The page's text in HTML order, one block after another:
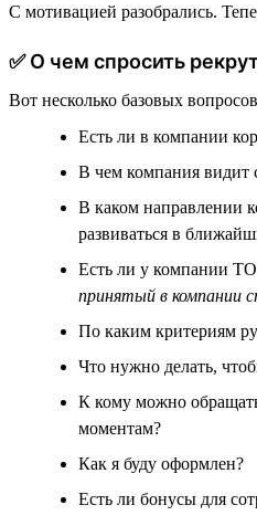
С мотивацией разобрались.
✅ О чем спросить
Вот несколько базовых
Есть ли в компании
В чем компания
В каком направлении
развиваться в
Есть ли у компании
принятый в компании
По каким критериям
Что нужно делать,
К кому можно
моментам?
Как я буду оформлен?
Есть ли бонусы для